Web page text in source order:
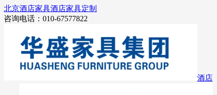
北京酒店家具酒店家具定制
咨询电话：010-67577822
酒店